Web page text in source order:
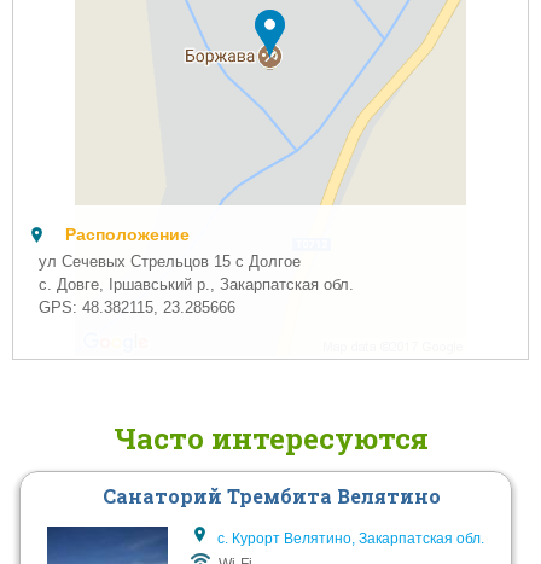
Расположение
ул Сечевых Стрельцов 15 с Долгое
с. Довге, Іршавський р., Закарпатская обл.
GPS:48.382115,23.285666
Часто интересуются
Санаторий Трембита Велятино
с. Курорт Велятино, Закарпатская обл.